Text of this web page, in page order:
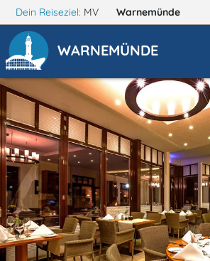
Dein Reiseziel: MV Warnemünde
WARNEMÜNDE